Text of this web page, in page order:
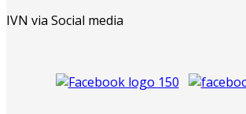
IVN via Social media